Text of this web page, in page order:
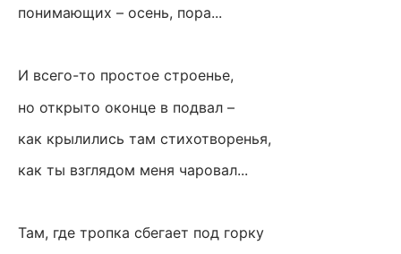
понимающих – осень, пора...
И всего-то простое строенье,
но открыто оконце в подвал –
как крылились там стихотворенья,
как ты взглядом меня чаровал...
Там, где тропка сбегает под горку